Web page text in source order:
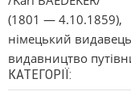
(1801 — 4.10.1859),
німецький
видавництво
КАТЕГОРІЇ: